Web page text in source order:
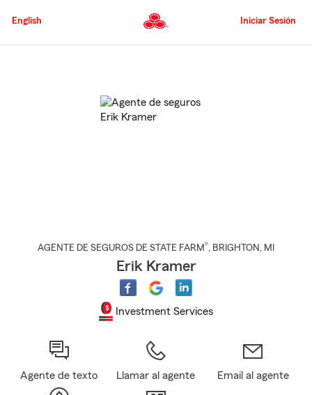
al
principal
English Iniciar Sesión
AGENTE DE SEGUROS DE STATE FARM®, BRIGHTON , MI
Erik Kramer
Investment Services
Agente de texto Llamar al agente Email al agente